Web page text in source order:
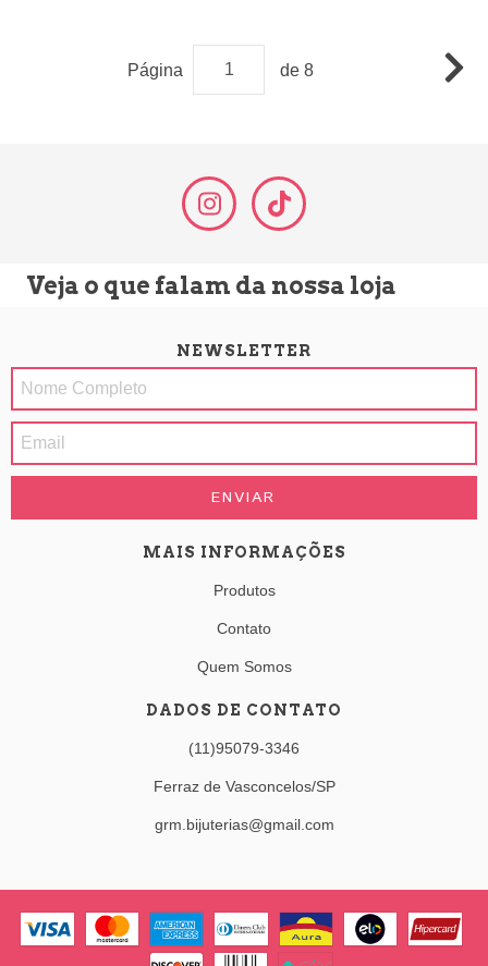
Página de 8
Veja o que falam da nossa loja
NEWSLETTER
MAIS INFORMAÇÕES
Produtos
Contato
Quem Somos
DADOS DE CONTATO
(11)95079-3346
Ferraz de Vasconcelos/SP
grm.bijuterias@gmail.com